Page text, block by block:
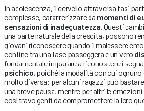
In adolescenza, il cervello attraversa fasi
complesse, caratterizzate da momenti di
sensazioni di inadeguatezza. Questi
una parte naturale della crescita, possono
giovani riconoscere quando il malessere
confine tra una fase passeggera e un vero
fondamentale imparare a riconoscere i
psichico, poiché la modalità con cui
molto diversa: per alcuni ragazzi può
una breve pausa, mentre per altri le
così travolgenti da compromettere la loro